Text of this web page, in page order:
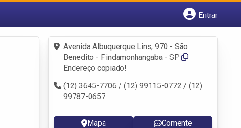
Entrar
Fazer login
Criar conta
Avenida Albuquerque Lins, 970 - São
Benedito - Pindamonhangaba - SP
Endereço copiado!
(12) 3645-7706 / (12) 99115-0772 / (12)
99787-0657
Mapa Comente